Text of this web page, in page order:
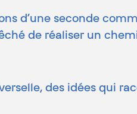
d’une seconde
de réaliser un
des idées qui